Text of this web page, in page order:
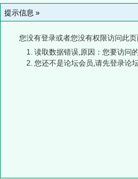
提示信息 »
您没有登录或者您没有权限访问此
读取数据错误,原因：您要访问
您还不是论坛会员,请先登录论